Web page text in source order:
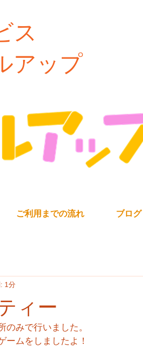
ス
プ
ご利用までの流れ ブログ
ィー
1分
みで行いました。
ームをしましたよ！